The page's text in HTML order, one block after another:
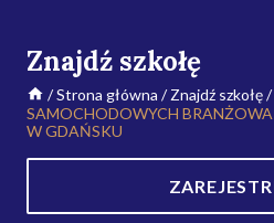
Znajdź szkołę
/Strona główna /Znajdź szkołę/
SAMOCHODOWYCH
W GDAŃSKU